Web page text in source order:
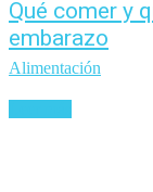
Qué comer y
embarazo
Alimentación